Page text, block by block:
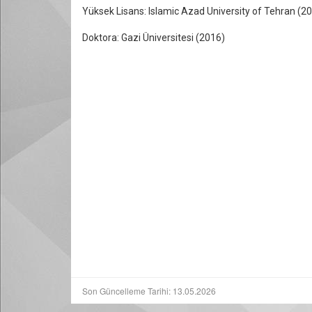
Yüksek Lisans: Islamic Azad University of Tehran
Doktora: Gazi Üniversitesi (2016)
Son Güncelleme Tarihi: 13.05.2026